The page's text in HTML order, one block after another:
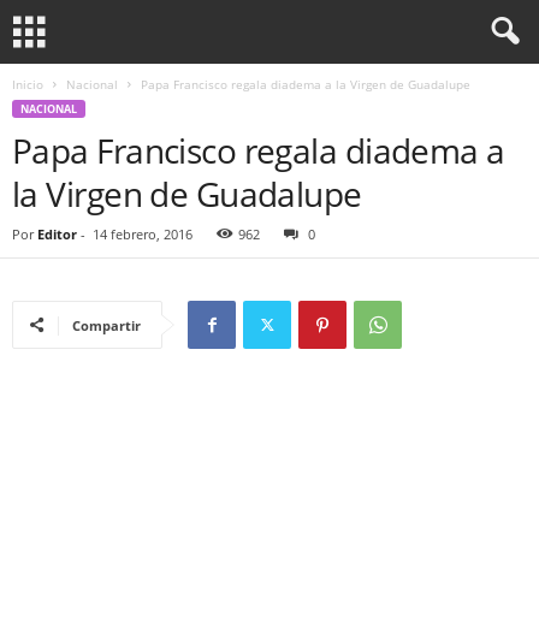
Inicio Nacional Papa Francisco regala diadema a la Virgen de Guadalupe
NACIONAL
Papa Francisco regala diadema a
la Virgen de Guadalupe
Por Editor - 14 febrero, 2016 962 0
Compartir